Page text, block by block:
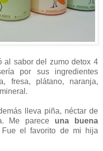
al sabor del zumo detox 4
por sus ingredientes
fresa, plátano, naranja,
lleva piña, néctar de
Me parece una buena
el favorito de mi hija